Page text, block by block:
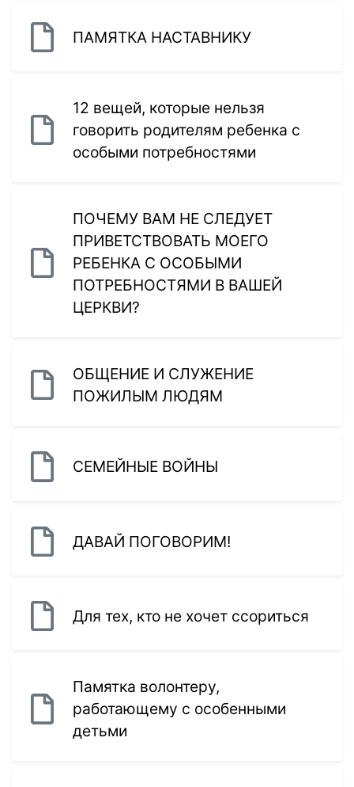
ПАМЯТКА НАСТАВНИКУ
12 вещей, которые нельзя
говорить родителям ребенка с
особыми потребностями
ПОЧЕМУ ВАМ НЕ СЛЕДУЕТ
ПРИВЕТСТВОВАТЬ МОЕГО
РЕБЕНКА С ОСОБЫМИ
ПОТРЕБНОСТЯМИ В ВАШЕЙ
ЦЕРКВИ?
ОБЩЕНИЕ И СЛУЖЕНИЕ
ПОЖИЛЫМ ЛЮДЯМ
СЕМЕЙНЫЕ ВОЙНЫ
ДАВАЙ ПОГОВОРИМ!
Для тех, кто не хочет ссориться
Памятка волонтеру,
работающему с особенными
детьми